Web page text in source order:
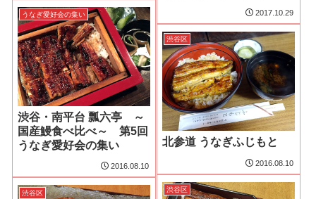
2017.10.29
うなぎ愛好会の集い
渋谷・南平台 瓢六亭 ～
国産鰻食べ比べ～ 第5回
うなぎ愛好会の集い
2016.08.10
渋谷区
北参道 うなぎふじもと
2016.08.10
渋谷区
渋谷区